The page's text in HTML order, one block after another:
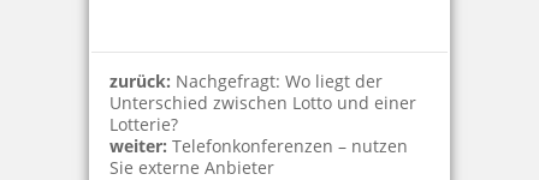
zurück: Nachgefragt: Wo liegt der
Unterschied zwischen Lotto und einer
Lotterie?
weiter: Telefonkonferenzen – nutzen
Sie externe Anbieter